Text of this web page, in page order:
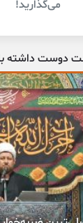
می‌گذارید!
دوست داشته